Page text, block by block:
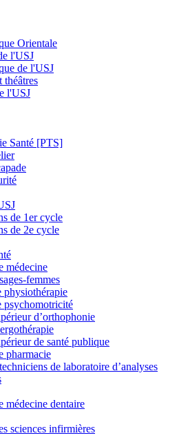
Orientale
l'USJ
de l'USJ
théâtres
l'USJ
Santé [PTS]
de 1er cycle
de 2e cycle
médecine
femmes
physiothérapie
psychomotricité
d’orthophonie
de santé publique
pharmacie
de laboratoire d’analyses
médecine dentaire
sciences infirmières